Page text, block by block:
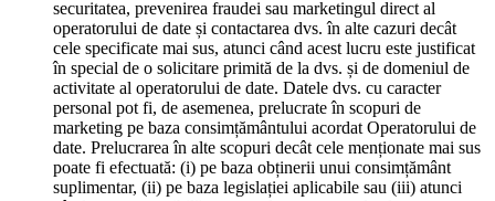
securitatea, prevenirea fraudei sau marketingul direct al
operatorului de date și contactarea dvs. în alte cazuri decât
cele specificate mai sus, atunci când acest lucru este justificat
în special de o solicitare primită de la dvs. și de domeniul de
activitate al operatorului de date. Datele dvs. cu caracter
personal pot fi, de asemenea, prelucrate în scopuri de
marketing pe baza consimțământului acordat Operatorului de
date. Prelucrarea în alte scopuri decât cele menționate mai sus
poate fi efectuată: (i) pe baza obținerii unui consimțământ
suplimentar, (ii) pe baza legislației aplicabile sau (iii) atunci